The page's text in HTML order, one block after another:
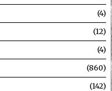
4
12
4
860
142